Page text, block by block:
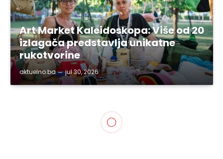
Art Market Kaleidoskopa: Više od 20
izlagača predstavlja unikatne
rukotvorine
aktuelno.ba jul 30, 2026